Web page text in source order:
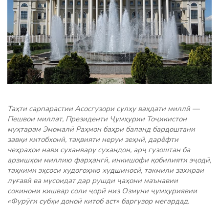
Таҳти cарпарастии Асосгузори сулҳу ваҳдати миллӣ —
Пешвои миллат, Президенти Ҷумҳурии Тоҷикистон
муҳтарам Эмомалӣ Раҳмон баҳри баланд бардоштани
завқи китобхонӣ, тақвияти неруи зеҳнӣ, дарёфти
чеҳраҳои нави суханвару сухандон, арҷ гузоштан ба
арзишҳои миллию фарҳангӣ, инкишофи қобилияти эҷодӣ,
таҳкими эҳсоси худогоҳию худшиносӣ, такмили захираи
луғавӣ ва мусоидат дар рушди ҷаҳони маънавии
сокинони кишвар соли ҷорӣ низ Озмуни ҷумҳуриявии
«Фурӯғи субҳи доноӣ китоб аст» баргузор мегардад.